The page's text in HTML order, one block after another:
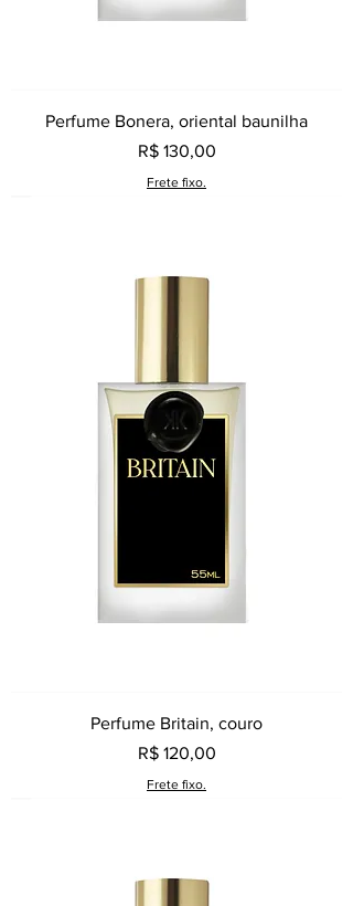
Perfume Bonera, oriental baunilha
Preço
R$ 130,00
Frete fixo.
Perfume Britain, couro
Preço
R$ 120,00
Frete fixo.